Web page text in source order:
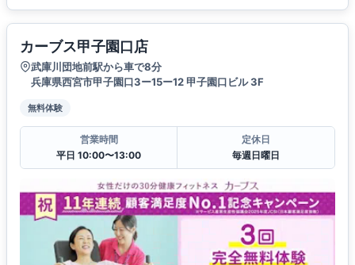
カーブス甲子園口店
武庫川団地前駅から車で8分
兵庫県西宮市甲子園口3ー15ー12 甲子園口ビル 3F
無料体験
営業時間
平日 10:00〜13:00
定休日
毎週日曜日